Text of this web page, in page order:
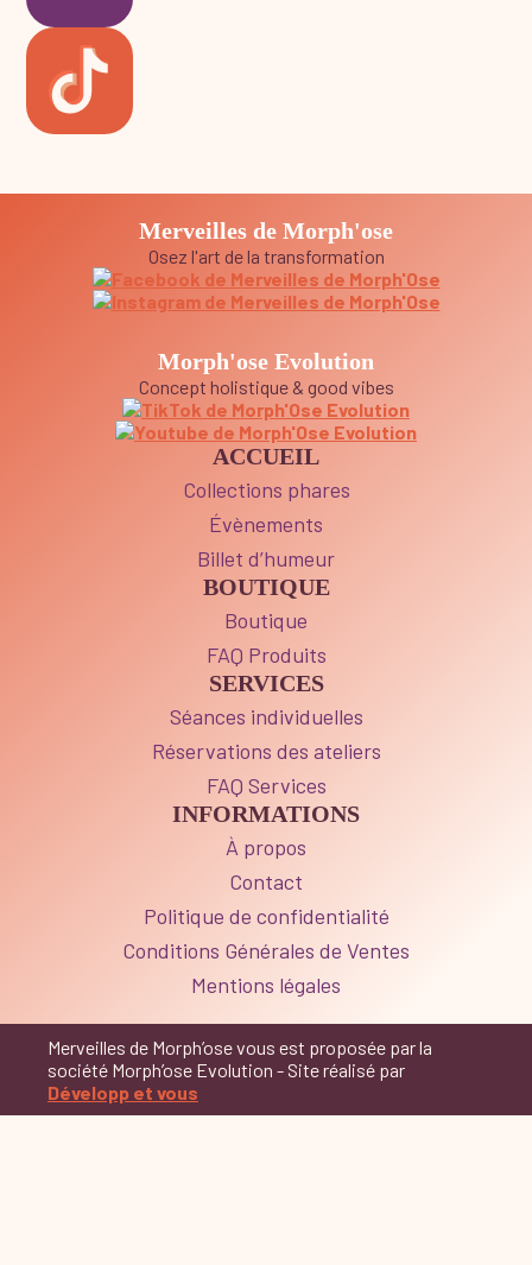
Merveilles de Morph'ose
Osez l'art de la transformation
Morph'ose Evolution
Concept holistique & good vibes
ACCUEIL
Collections phares
Évènements
Billet d’humeur
BOUTIQUE
Boutique
FAQ Produits
SERVICES
Séances individuelles
Réservations des ateliers
FAQ Services
INFORMATIONS
À propos
Contact
Politique de confidentialité
Conditions Générales de Ventes
Mentions légales
Merveilles de Morph’ose vous est proposée par la
société Morph’ose Evolution - Site réalisé par
Développ et vous